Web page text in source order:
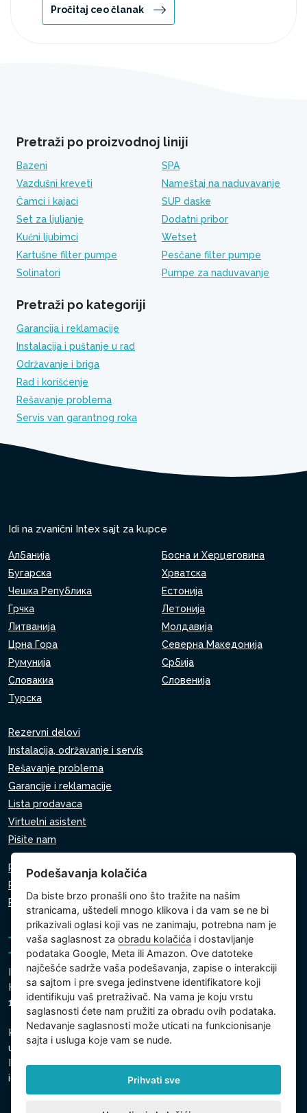
Pročitaj ceo članak
Pretraži po proizvodnoj liniji
Bazeni
SPA
Vazdušni kreveti
Nameštaj na naduvavanje
Čamci i kajaci
SUP daske
Set za ljuljanje
Dodatni pribor
Kućni ljubimci
Wetset
Kartušne filter pumpe
Pesčane filter pumpe
Solinatori
Pumpe za naduvavanje
Pretraži po kategoriji
Garancija i reklamacije
Instalacija i puštanje u rad
Održavanje i briga
Rad i korišćenje
Rešavanje problema
Servis van garantnog roka
Idi na zvanični Intex sajt za kupce
Албанија
Босна и Херцеговина
Бугарска
Хрватска
Чешка Република
Естонија
Грчка
Летонија
Литванија
Молдавија
Црна Гора
Северна Македонија
Румунија
Србија
Словакиа
Словенија
Турска
Rezervni delovi
Instalacija, održavanje i servis
Rešavanje problema
Garancije i reklamacije
Lista prodavaca
Virtuelni asistent
Pišite nam
Pravila o zaštiti ličnih podataka
Pravila o korišćenju kolačića
Podešavanja kolačića
Intex Trading, s.r.o.
Hradecká 2526/3
130 00 Prag 3 - Češka Republika
Kompanija je upisana kod Gradski sud u Pragu, odeljak C,
ulozak 74759
Identifikacioni broj kompanije: 26150808, Poreski
identifikacioni broj: CZ26150808
Podešavanja kolačića
Da biste brzo pronašli ono što tražite na našim
stranicama, uštedeli mnogo klikova i da vam se ne bi
prikazivali oglasi koji vas ne zanimaju, potrebna nam je
vaša saglasnost zaobradu kolačića i dostavljanje
podataka Google, Meta ili Amazon. Ove datoteke
najčešće sadrže vaša podešavanja, zapise o interakciji
sa sajtom i pre svega jedinstvene identifikatore koji
identifikuju vaš pretraživač. Na vama je koju vrstu
saglasnosti ćete nam pružiti za obradu ovih podataka.
Nedavanje saglasnosti može uticati na funkcionisanje
sajta i usluga koje vam se nude.
Prihvati sve